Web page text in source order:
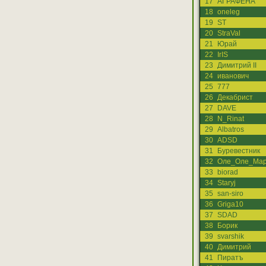
18 oneleg
19 ST
20 StraVal
21
Юрай
22
IrIS
23 Димитрий II
24 иванович
25 777
26 Декабрист
27
DAVE
28
N_Rinat
29 Albatros
30 ADSD
31
Буревестник
32
33
biorad
34 Staryj
35 san-siro
36 Griga10
37 SDAD
38
Борик
39 svarshik
40 Димитрий
41
Пиратъ